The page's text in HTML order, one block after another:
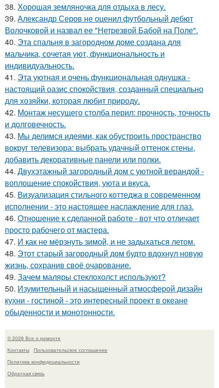
38. Хорошая земляночка для отдыха в лесу.
39. Александр Серов не оценил футбольный дебют
Волочковой и назвал ее "Нетрезвой Бабой на Поле".
40. Эта спальня в загородном доме создана для
мальчика, сочетая уют, функциональность и
индивидуальность.
41. Эта уютная и очень функциональная однушка -
настоящий оазис спокойствия, созданный специально
для хозяйки, которая любит природу.
42. Монтаж несущего столба перил: прочность, точность
и долговечность.
43. Мы делимся идеями, как обустроить пространство
вокруг телевизора: выбрать удачный оттенок стены,
добавить декоративные панели или полки.
44. Двухэтажный загородный дом с уютной верандой -
воплощение спокойствия, уюта и вкуса.
45. Визуализация стильного коттеджа в современном
исполнении - это настоящее наслаждение для глаз.
46. Отношение к сделанной работе - вот что отличает
просто рабочего от мастера.
47. И как не мёрзнуть зимой, и не задыхаться летом.
48. Этот старый загородный дом будто вдохнул новую
жизнь, сохранив своё очарование.
49. Зачем маляры стеклохолст используют?
50. Изумительный и насыщенный атмосферой дизайн
кухни - гостиной - это интересный проект в океане
обыденности и монотонности.
© 2026 Все о ремонте
Контакты
Пользовательское соглашение
Политика конфидециальности
Обратная связь